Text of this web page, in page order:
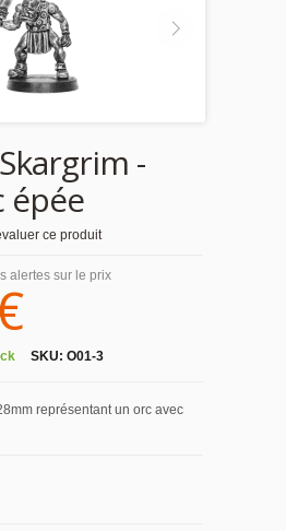
-
épée
ce produit
alertes sur le prix
SKU: O01-3
représentant un orc avec